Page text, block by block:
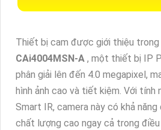
Thiết bị cam được giới thiệu trong
CAi4004MSN-A , một thiết bị IP
phân giải lên đến 4.0 megapixel,
hình ảnh cao và tiết kiệm. Với tính
Smart IR, camera này có khả năng
chất lượng cao ngay cả trong điều